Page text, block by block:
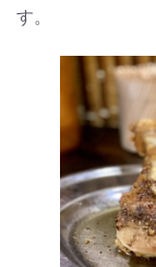
す。